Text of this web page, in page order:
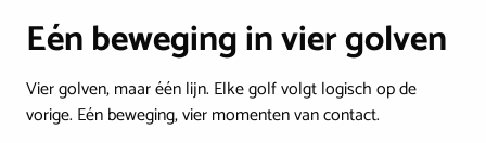
Eén beweging in vier golven
Vier golven, maar één lijn. Elke golf volgt logisch op de
vorige. Eén beweging, vier momenten van contact.